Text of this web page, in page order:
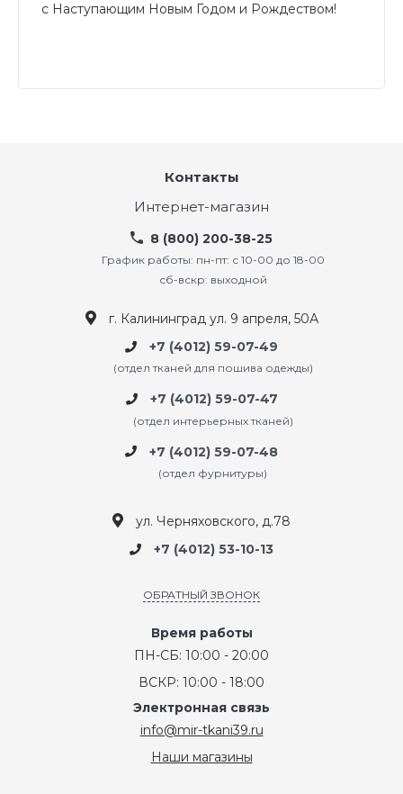
с Наступающим Новым Годом и Рождеством!
Контакты
Интернет-магазин
8 (800) 200-38-25
График работы: пн-пт: с 10-00 до 18-00
сб-вскр: выходной
г. Калининград ул. 9 апреля, 50А
+7 (4012) 59-07-49
(отдел тканей для пошива одежды)
+7 (4012) 59-07-47
(отдел интерьерных тканей)
+7 (4012) 59-07-48
(отдел фурнитуры)
ул. Черняховского, д.78
+7 (4012) 53-10-13
ОБРАТНЫЙ ЗВОНОК
Время работы
ПН-СБ: 10:00 - 20:00
ВСКР: 10:00 - 18:00
Электронная связь
info@mir-tkani39.ru
Наши магазины